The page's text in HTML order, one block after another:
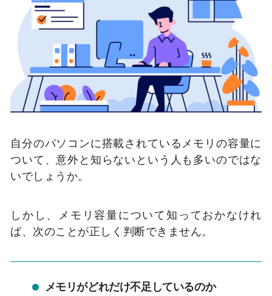
自分のパソコンに搭載されているメモリの容量に
ついて、意外と知らないという人も多いのではな
いでしょうか。
しかし、メモリ容量について知っておかなけれ
ば、次のことが正しく判断できません。
メモリがどれだけ不足しているのか